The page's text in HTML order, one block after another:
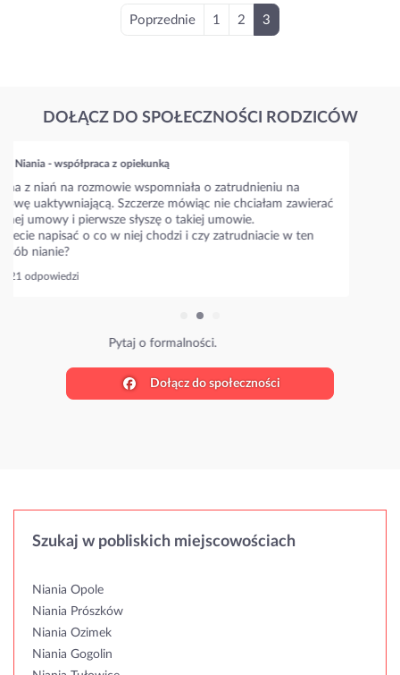
Poprzednie 1 2 3
DOŁĄCZ DO SPOŁECZNOŚCI RODZICÓW
Niania - współpraca z opiekunką
Napiszcie prosze jakie są aktualne stawki w waszym mieście???
Niania zaproponowała 35 zł/h i zastanawiam się czy to
standardowa stawka??
Ile wy płacicie?
Dołącz do społeczności
Niania Prószków
Niania Ozimek
Niania Gogolin
Niania Tułowice